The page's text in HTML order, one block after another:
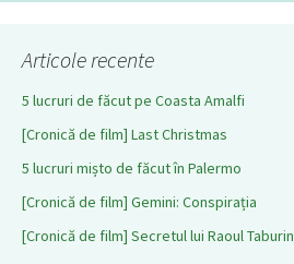
Articole recente
5 lucruri de făcut pe Coasta Amalfi
[Cronică de film] Last Christmas
5 lucruri mișto de făcut în Palermo
[Cronică de film] Gemini: Conspirația
[Cronică de film] Secretul lui Raoul Taburin